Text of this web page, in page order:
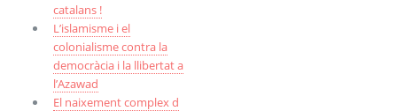
catalans !
L’islamisme i el
colonialisme contra la
democràcia i la llibertat a
l’Azawad
El naixement complex d